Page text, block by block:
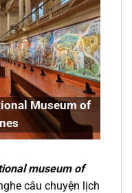
Museum of
museum of
câu chuyện lịch